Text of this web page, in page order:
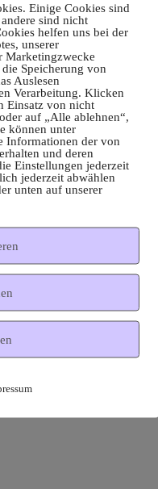
Einige Cookies sind
sind nicht
helfen uns bei der
unserer
Marketingzwecke
Speicherung von
Auslesen
Verarbeitung. Klicken
Einsatz von nicht
auf „Alle ablehnen“,
können unter
Informationen der von
und deren
Einstellungen jederzeit
jederzeit abwählen
unten auf unserer